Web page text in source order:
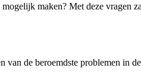
maken? Met deze
de beroemdste problemen in